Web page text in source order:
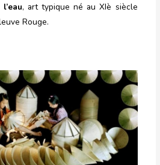
, art typique né au XIè siècle
Rouge.